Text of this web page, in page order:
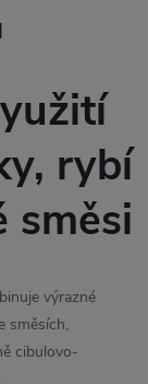
rybí
směsi
výrazné
směsích,
cibulovo-